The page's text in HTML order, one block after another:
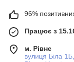
96% позитивних
Працює з
м. Рівне
вулиця Біла